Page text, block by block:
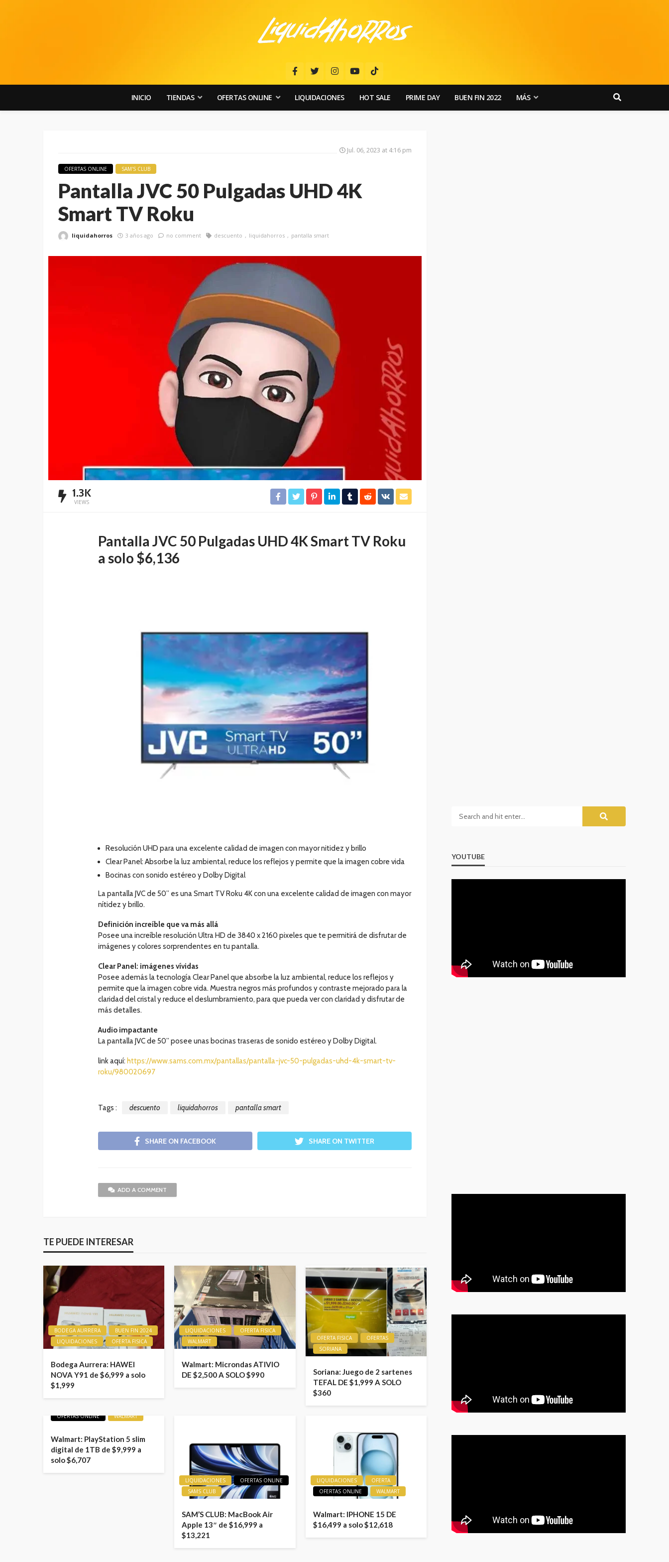
INICIO TIENDAS OFERTAS ONLINE LIQUIDACIONES HOT SALE PRIME DAY BUEN FIN 2022 MÁS
Jul. 06, 2023 at 4:16 pm
OFERTAS ONLINE SAM'S CLUB
Pantalla JVC 50 Pulgadas UHD 4K
Smart TV Roku
liquidahorros 3 años ago no comment descuento liquidahorros pantalla smart
1.3K
VIEWS
Pantalla JVC 50 Pulgadas UHD 4K Smart TV Roku
a solo $6,136
Resolución UHD para una excelente calidad de imagen con mayor nitidez y brillo
Clear Panel: Absorbe la luz ambiental, reduce los reflejos y permite que la imagen cobre vida
Bocinas con sonido estéreo y Dolby Digital
La pantalla JVC de 50” es una Smart TV Roku 4K con una excelente calidad de imagen con mayor
nítidez y brillo.
Definición increíble que va más allá
Posee una increíble resolución Ultra HD de 3840 x 2160 pixeles que te permitirá de disfrutar de
imágenes y colores sorprendentes en tu pantalla.
Clear Panel: imágenes vívidas
Posee además la tecnología Clear Panel que absorbe la luz ambiental, reduce los reflejos y
permite que la imagen cobre vida. Muestra negros más profundos y contraste mejorado para la
claridad del cristal y reduce el deslumbramiento, para que pueda ver con claridad y disfrutar de
más detalles.
Audio impactante
La pantalla JVC de 50” posee unas bocinas traseras de sonido estéreo y Dolby Digital.
link aquí: https://www.sams.com.mx/pantallas/pantalla-jvc-50-pulgadas-uhd-4k-smart-tv-
roku/980020697
Tags : descuento liquidahorros pantalla smart
SHARE ON FACEBOOK SHARE ON TWITTER
ADD A COMMENT
TE PUEDE INTERESAR
BODEGA AURRERA
BUEN FIN 2024
LIQUIDACIONES
OFERTA FISICA
Bodega Aurrera: HAWEI
NOVA Y91 de $6,999 a solo
$1,999
LIQUIDACIONES
OFERTA FISICA
WALMART
Walmart: Microndas ATIVIO
DE $2,500 A SOLO $990
OFERTA FISICA
OFERTAS
SORIANA
Soriana: Juego de 2 sartenes
TEFAL DE $1,999 A SOLO
$360
OFERTAS ONLINE
WALMART
Walmart: PlayStation 5 slim
digital de 1TB de $9,999 a
solo $6,707
LIQUIDACIONES
OFERTAS ONLINE
SAMS CLUB
SAM’S CLUB: MacBook Air
Apple 13″ de $16,999 a
$13,221
LIQUIDACIONES
OFERTA
OFERTAS ONLINE
WALMART
Walmart: IPHONE 15 DE
$16,499 a solo $12,618
YOUTUBE